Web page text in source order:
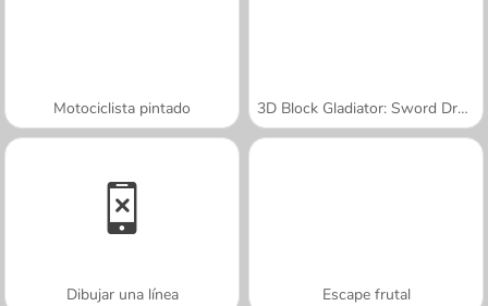
Motociclista pintado 3D Block Gladiator: Sword Draw
Dibujar una línea Escape frutal